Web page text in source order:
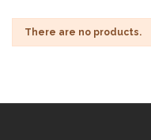
There are no products.